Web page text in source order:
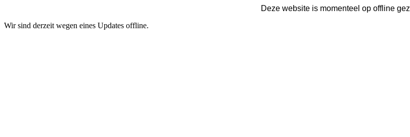
Deze website is momenteel op offline
Wir sind derzeit wegen eines Updates offline.